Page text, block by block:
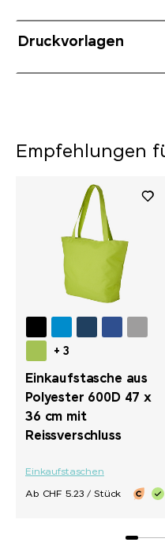
Druckvorlagen
Empfehlungen
+ 3
Einkaufstasche aus
Polyester 600D 47 x
36 cm mit
Reissverschluss
Einkaufstaschen
Ab CHF 5.23 / Stück